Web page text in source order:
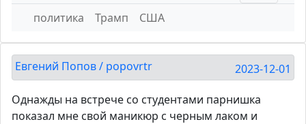
политика
Трамп США
Евгений Попов / popovrtr 2023-12-01
Однажды на встрече со студентами парнишка
показал мне свой маникюр с черным лаком и